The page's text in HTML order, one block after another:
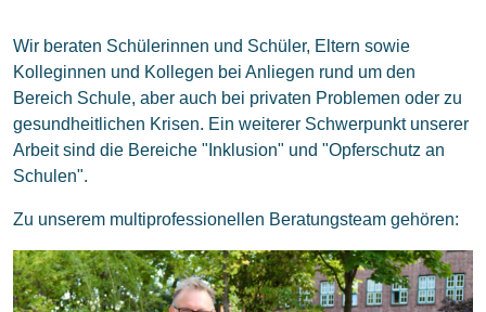
Wir beraten Schülerinnen und Schüler, Eltern sowie
Kolleginnen und Kollegen bei Anliegen rund um den
Bereich Schule, aber auch bei privaten Problemen oder zu
gesundheitlichen Krisen. Ein weiterer Schwerpunkt unserer
Arbeit sind die Bereiche "Inklusion" und "Opferschutz an
Schulen".
Zu unserem multiprofessionellen Beratungsteam gehören: